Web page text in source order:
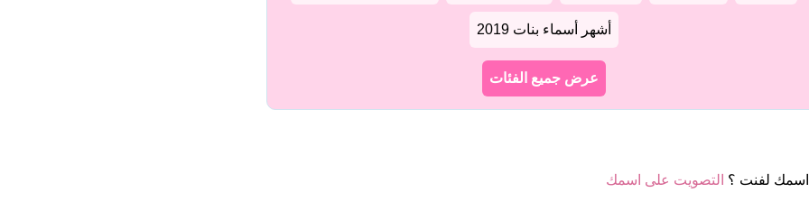
أشهر أسماء بنات 2019
عرض جميع الفئات
لفنت ؟ التصويت على اسمك